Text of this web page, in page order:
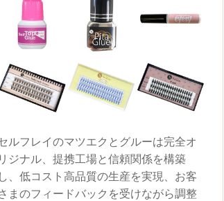
ルフレイのマツエクとグルーは完全オ
リジナル、提携工場と信頼関係を構築
し、低コスト高品質の生産を実現、お客
まのフィードバックを受けながら調整